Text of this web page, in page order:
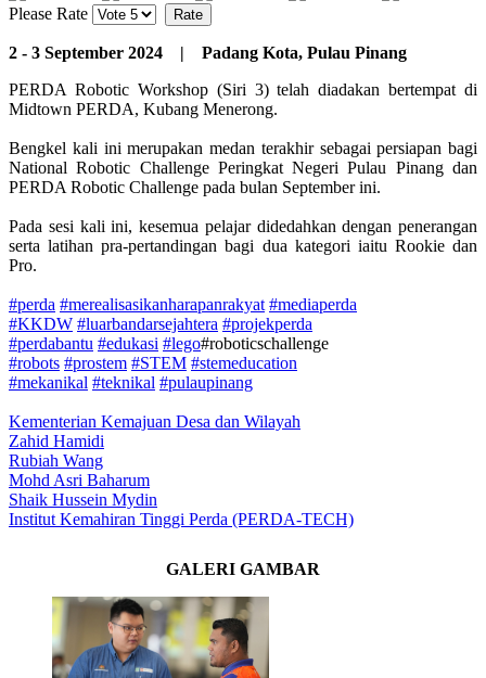
Please Rate
2 - 3 September 2024 | Padang Kota, Pulau Pinang
PERDA Robotic Workshop (Siri 3) telah diadakan bertempat di
Midtown PERDA, Kubang Menerong.
Bengkel kali ini merupakan medan terakhir sebagai persiapan bagi
National Robotic Challenge Peringkat Negeri Pulau Pinang dan
PERDA Robotic Challenge pada bulan September ini.
Pada sesi kali ini, kesemua pelajar didedahkan dengan penerangan
serta latihan pra-pertandingan bagi dua kategori iaitu Rookie dan
Pro.
#perda #merealisasikanharapanrakyat #mediaperda
#KKDW #luarbandarsejahtera #projekperda
#perdabantu #edukasi #lego#roboticschallenge
#robots #prostem #STEM #stemeducation
#mekanikal #teknikal #pulaupinang
Kementerian Kemajuan Desa dan Wilayah
Zahid Hamidi
Rubiah Wang
Mohd Asri Baharum
Shaik Hussein Mydin
Institut Kemahiran Tinggi Perda (PERDA-TECH)
GALERI GAMBAR